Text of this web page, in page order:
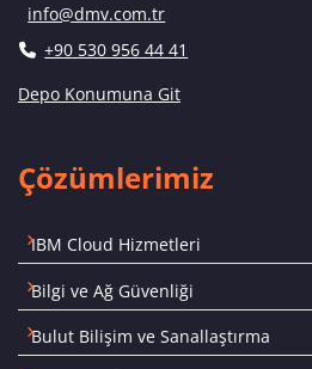
info@dmv.com.tr
+90 530 956 44 41
Depo Konumuna Git
Çözümlerimiz
IBM Cloud Hizmetleri
Bilgi ve Ağ Güvenliği
Bulut Bilişim ve Sanallaştırma